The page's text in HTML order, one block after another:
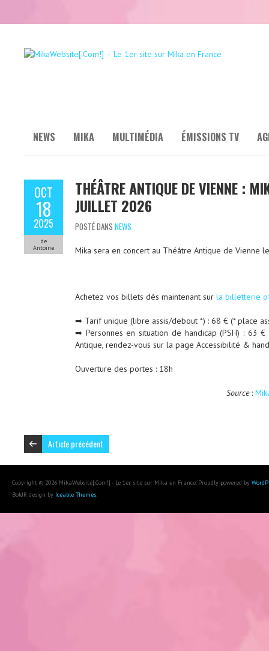
NEWS MIKA MULTIMÉDIA ÉMISSIONS TV
OCT
18
2025
de
Antoine
THÉÂTRE ANTIQUE DE VIENNE :
JUILLET 2026
POSTÉ DANS NEWS
Mika sera en concert au Théâtre Antique de Vienne
Achetez vos billets dès maintenant sur la billetterie
➡ Tarif unique (libre assis/debout *) : 68 € (* place
➡ Personnes en situation de handicap (PSH) : 63
Antique, rendez-vous sur la page Accessibilité &
Ouverture des portes : 18h
Source:
Article précédent
Copyright © 2026 MikaWebsite[.Com!] - Le 1er site sur Mika en France. Proudly powered by
BoldR design by Iceable Themes.